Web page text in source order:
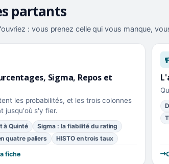
partants
: vous prenez celle qui vous manque,
Sigma, Repos et
les probabilités, et les trois colonnes
jusqu'où s'y fier.
à Quinté
Sigma : la fiabilité du rating
quatre paliers
HISTO en trois taux
fiche